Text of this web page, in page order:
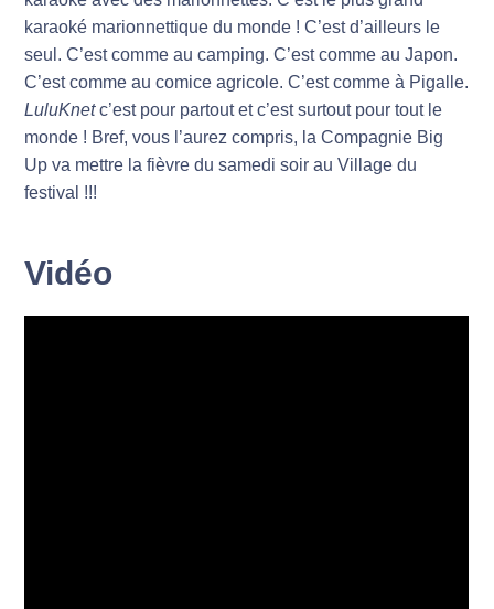
karaoké marionnettique du monde ! C’est d’ailleurs le
seul. C’est comme au camping. C’est comme au Japon.
C’est comme au comice agricole. C’est comme à Pigalle.
LuluKnetc’est pour partout et c’est surtout pour tout le
monde ! Bref, vous l’aurez compris, la Compagnie Big
Up va mettre la fièvre du samedi soir au Village du
festival !!!
Vidéo